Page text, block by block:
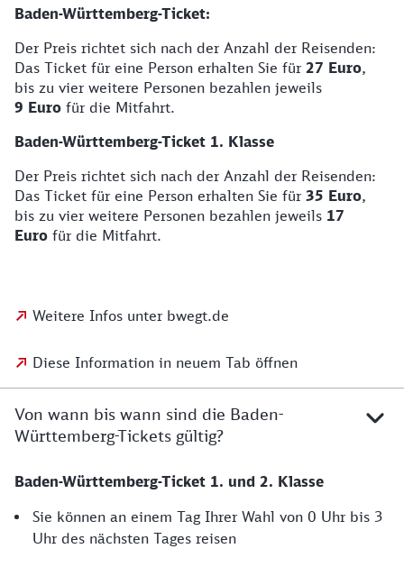
Baden-Württemberg-Ticket:
Der Preis richtet sich nach der Anzahl der Reisenden:
Das Ticket für eine Person erhalten Sie für 27 Euro,
bis zu vier weitere Personen bezahlen jeweils
9 Euro für die Mitfahrt.
Baden-Württemberg-Ticket 1. Klasse
Der Preis richtet sich nach der Anzahl der Reisenden:
Das Ticket für eine Person erhalten Sie für 35 Euro,
bis zu vier weitere Personen bezahlen jeweils 17
Euro für die Mitfahrt.
Weitere Infos unter bwegt.de
Diese Information in neuem Tab öffnen
Von wann bis wann sind die Baden-
Württemberg-Tickets gültig?
Baden-Württemberg-Ticket 1. und 2. Klasse
Sie können an einem Tag Ihrer Wahl von 0 Uhr bis 3
Uhr des nächsten Tages reisen